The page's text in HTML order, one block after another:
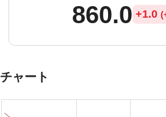
860.0 +1.0 (
チャート